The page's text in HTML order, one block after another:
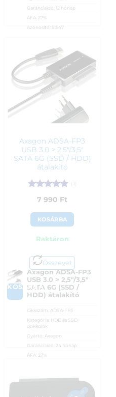
Garanciaidő: 12 hónap
ÁFA: 27%
Azonosító: 51547
Axagon ADSA-FP3
USB 3.0 > 2,5″/3,5″
SATA 6G (SSD / HDD)
átalakító
Értékelés:5
7 990 Ft
KOSÁRBA
Raktáron
Összevet
KOSÁRBA
Axagon ADSA-FP3
USB 3.0 > 2,5″/3,5″
SATA 6G (SSD /
HDD) átalakító
Cikkszám: ADSA-FP3
Kategória: HDD és SSD
dokkolók
Gyártó: Axagon
Garanciaidő:
24 hónap
ÁFA:
27%
7 990Ft